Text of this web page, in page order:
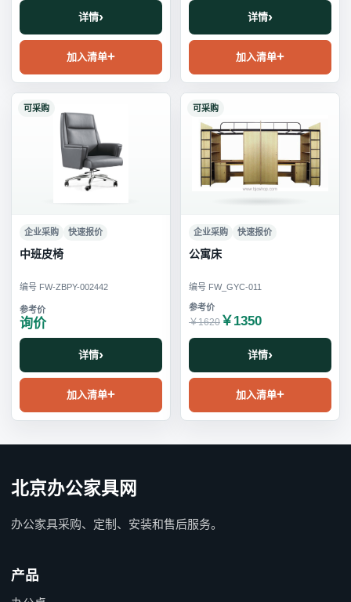
详情
加入清单
详情
加入清单
可采购
企业采购 快速报价
中班皮椅
编号 FW-ZBPY-002442
询价
详情
加入清单
可采购
企业采购 快速报价
公寓床
编号 FW_GYC-011
￥1620 ￥1350
详情
加入清单
北京办公家具网
办公家具采购、定制、安装和售后服务。
产品